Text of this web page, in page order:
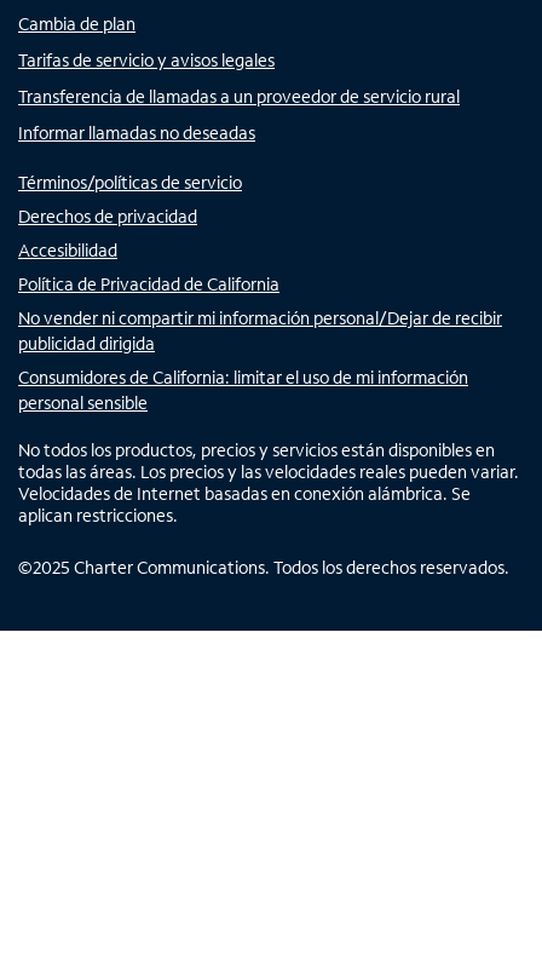
Cambia de plan
Tarifas de servicio y avisos legales
Transferencia de llamadas a un proveedor de servicio rural
Informar llamadas no deseadas
Términos/políticas de servicio
Derechos de privacidad
Accesibilidad
Política de Privacidad de California
No vender ni compartir mi información personal/Dejar de recibir
publicidad dirigida
Consumidores de California: limitar el uso de mi información
personal sensible
No todos los productos, precios y servicios están disponibles en
todas las áreas. Los precios y las velocidades reales pueden variar.
Velocidades de Internet basadas en conexión alámbrica. Se
aplican restricciones.
©2025 Charter Communications. Todos los derechos reservados.